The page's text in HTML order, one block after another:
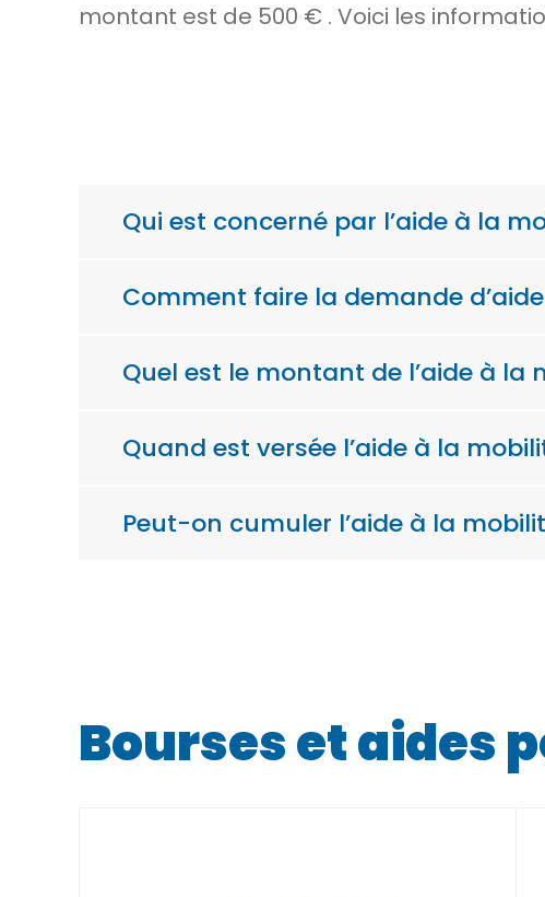
montant est de 500 € . Voici les
Qui est concerné par l’aide à la
Comment faire la demande
Quel est le montant de l’aide à la
Quand est versée l’aide à la
Peut-on cumuler l’aide à la
Bourses et aides